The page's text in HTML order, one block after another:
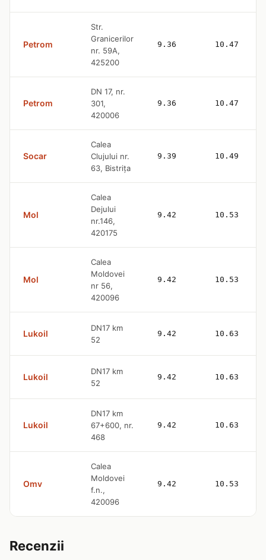
Petrom
Str.
Granicerilor
nr. 59A,
425200
9.36 10.47
Petrom
DN 17, nr.
301,
420006
9.36 10.47
Socar
Calea
Clujului nr.
63, Bistriţa
9.39 10.49
Mol
Calea
Dejului
nr.146,
420175
9.42 10.53
Mol
Calea
Moldovei
nr 56,
420096
9.42 10.53
Lukoil
DN17 km
52
9.42 10.63
Lukoil
DN17 km
52
9.42 10.63
Lukoil
DN17 km
67+600, nr.
468
9.42 10.63
Omv
Calea
Moldovei
f.n.,
420096
9.42 10.53
Recenzii